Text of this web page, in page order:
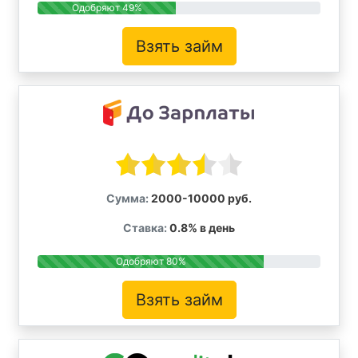
Одобряют 49%
Взять займ
Сумма: 2000-10000 руб.
Ставка: 0.8% в день
Одобряют 80%
Взять займ